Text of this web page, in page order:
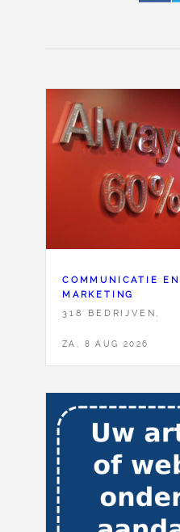
COMMUNICATIE EN
MARKETING
318 BEDRIJVEN,
ZA, 8 AUG 2026